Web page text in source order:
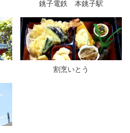
銚子電鉄 本銚子駅
割烹いとう